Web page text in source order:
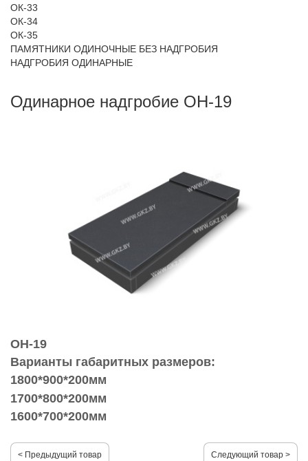
ОК-33
ОК-34
ОК-35
ПАМЯТНИКИ ОДИНОЧНЫЕ БЕЗ НАДГРОБИЯ
НАДГРОБИЯ ОДИНАРНЫЕ
Одинарное надгробие ОН-19
ОН-19
Варианты габаритных размеров:
1800*900*200мм
1700*800*200мм
1600*700*200мм
< Предыдущий товар Следующий товар >